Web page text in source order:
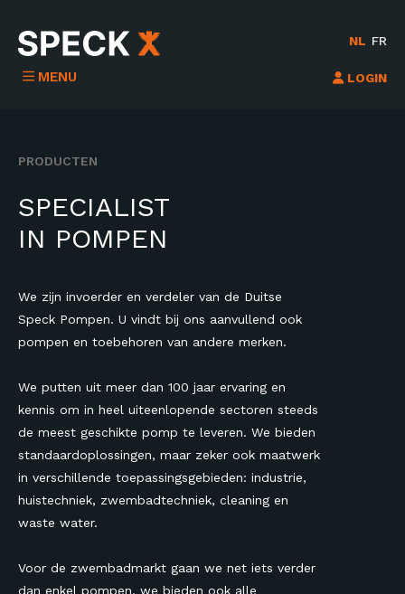
NL FR
LOGIN
MENU
PRODUCTEN
SPECIALIST
IN POMPEN
We zijn invoerder en verdeler van de Duitse
Speck Pompen. U vindt bij ons aanvullend ook
pompen en toebehoren van andere merken.
We putten uit meer dan 100 jaar ervaring en
kennis om in heel uiteenlopende sectoren steeds
de meest geschikte pomp te leveren. We bieden
standaardoplossingen, maar zeker ook maatwerk
in verschillende toepassingsgebieden: industrie,
huistechniek, zwembadtechniek, cleaning en
waste water.
Voor de zwembadmarkt gaan we net iets verder
dan enkel pompen, we bieden ook alle